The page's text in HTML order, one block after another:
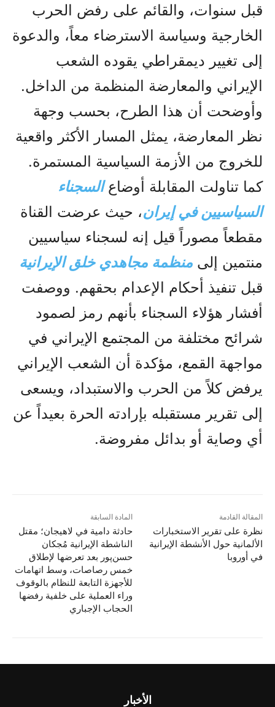
قبل سنوات، والقائم على رفض الحرب
الخارجية وسياسة الاسترضاء معاً، والدعوة
إلى تغيير ديمقراطي يقوده الشعب
الإيراني والمعارضة المنظمة من الداخل.
وأوضحت أن هذا الطرح، بحسب وجهة
نظر المعارضة، يمثل المسار الأكثر واقعية
للخروج من الأزمة السياسية المستمرة.
كما تناولت المقابلة أوضاعالسجناء
السياسيين في إيران، حيث عرضت القناة
مقطعاً مصوراً قيل إنه لسجناء سياسيين
منتمين إلى منظمة مجاهدي خلق الإيرانية
قبل تنفيذ أحكام الإعدام بحقهم. ووصفت
أفشار هؤلاء السجناء بأنهم رمز لصمود
شرائح مختلفة من المجتمع الإيراني في
مواجهة القمع، مؤكدة أن الشعب الإيراني
يرفض كلاً من الحرب والاستبداد، ويسعى
إلى تقرير مستقبله بإرادته الحرة بعيداً عن
أي وصاية أو بدائل مفروضة.
المادة السابقة
حادثة دامية في لاهيجان؛ مقتل
الناشطة الإيرانية مُجکان
حسن‌پور بعد تعرضها لإطلاق
خمس رصاصات، وسط اتهامات
للأجهزة التابعة للنظام بالوقوف
وراء العملية على خلفية رفضها
الحجاب الإجباري
المقالة القادمة
نظرة على تقرير الاستخبارات
الألمانية حول الأنشطة الإيرانية
في أوروبا
الأخبار